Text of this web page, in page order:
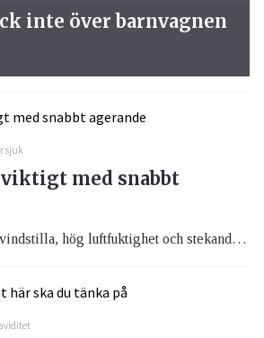
sjuk
med snabbt
Om det är varmt och vindstilla, hög luftfuktighet och stekande sol kan du råka ut för värmeslag. Då är det viktigt att agera snabbt.
inte över barnvagnen